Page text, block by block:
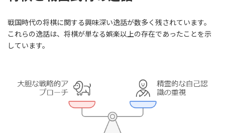
戦国時代の将棋に関する興味深い逸話が数多く残されています。
これらの逸話は、将棋が単なる娯楽以上の存在であったことを示
しています。